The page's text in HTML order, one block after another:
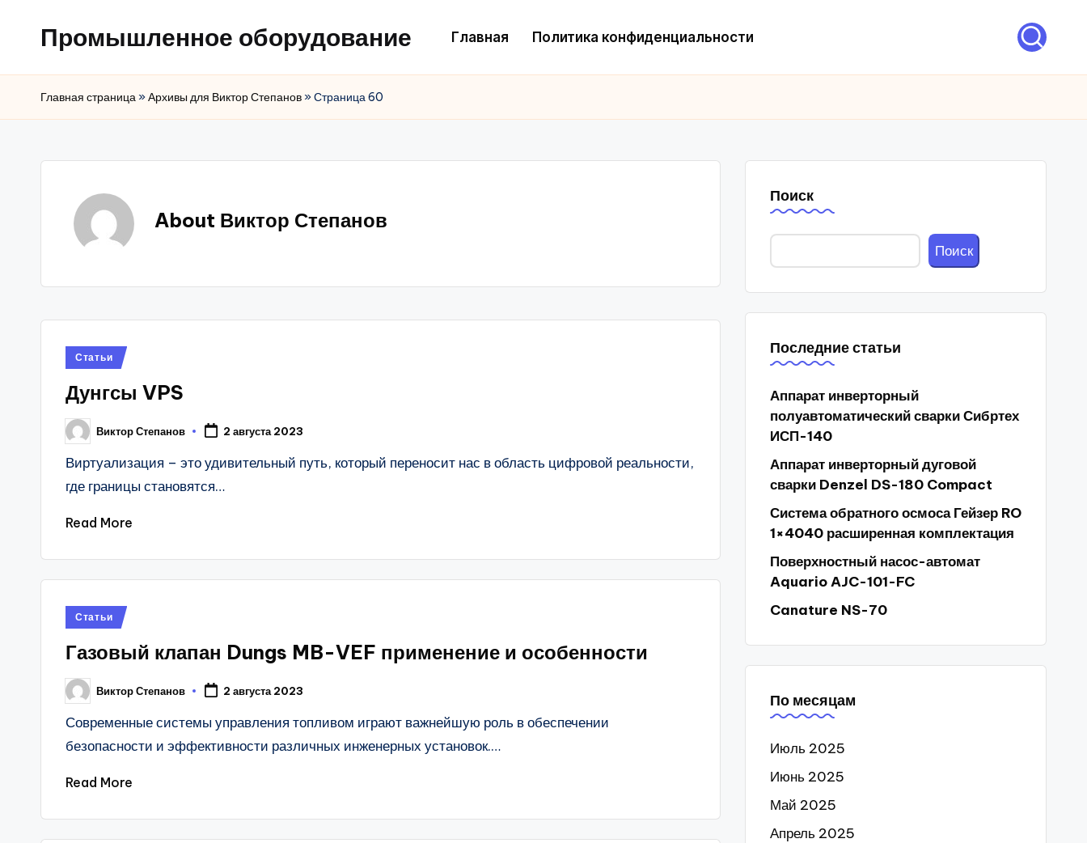
Промышленное оборудование Главная Политика конфиденциальности
Главная страница»Архивы для Виктор Степанов»Страница 60
About Виктор Степанов
Posted
Статьи
Дунгсы VPS
Posted
by
Виктор Степанов 2 августа 2023
Виртуализация – это удивительный путь, который переносит нас в область цифровой реальности,
где границы становятся…
Read More
Posted
Статьи
Газовый клапан Dungs MB-VEF применение и особенности
Posted
by
Виктор Степанов 2 августа 2023
Современные системы управления топливом играют важнейшую роль в обеспечении
безопасности и эффективности различных инженерных установок.…
Read More
Поиск
Поиск
Последние статьи
Аппарат инверторный
полуавтоматический сварки Сибртех
ИСП-140
Аппарат инверторный дуговой
сварки Denzel DS-180 Compact
Система обратного осмоса Гейзер RO
1×4040 расширенная комплектация
Поверхностный насос-автомат
Aquario AJC-101-FC
Canature NS-70
По месяцам
Июль 2025
Июнь 2025
Май 2025
Апрель 2025